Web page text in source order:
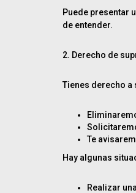
Puede presentar
de entender.
2. Derecho de
Tienes derecho
Te
Hay algunas
Realizar